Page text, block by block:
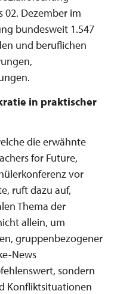
02. Dezember im
bundesweit 1.547
und beruflichen
in praktischer
die erwähnte
for Future,
vor
ruft dazu auf,
Thema der
allein, um
gruppenbezogener
News
sondern
Konfliktsituationen